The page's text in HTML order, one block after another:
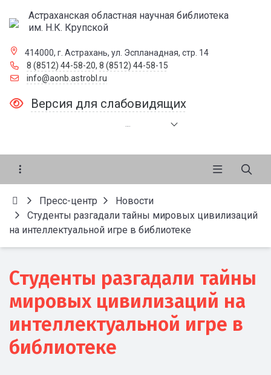
Астраханская областная научная библиотека
им. Н.К. Крупской
414000, г. Астрахань, ул. Эспланадная, стр. 14
8 (8512) 44-58-20, 8 (8512) 44-58-15
info@aonb.astrobl.ru
Версия для слабовидящих
Пресс-центр
Новости
Студенты разгадали тайны мировых цивилизаций
на интеллектуальной игре в библиотеке
Студенты разгадали тайны
мировых цивилизаций на
интеллектуальной игре в
библиотеке